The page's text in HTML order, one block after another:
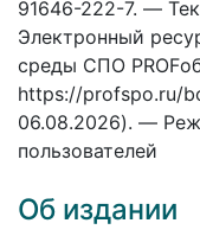
91646-222-7. —
Электронный
среды СПО
https://profspo.ru/
06.08.2026). —
пользователей
Об издании